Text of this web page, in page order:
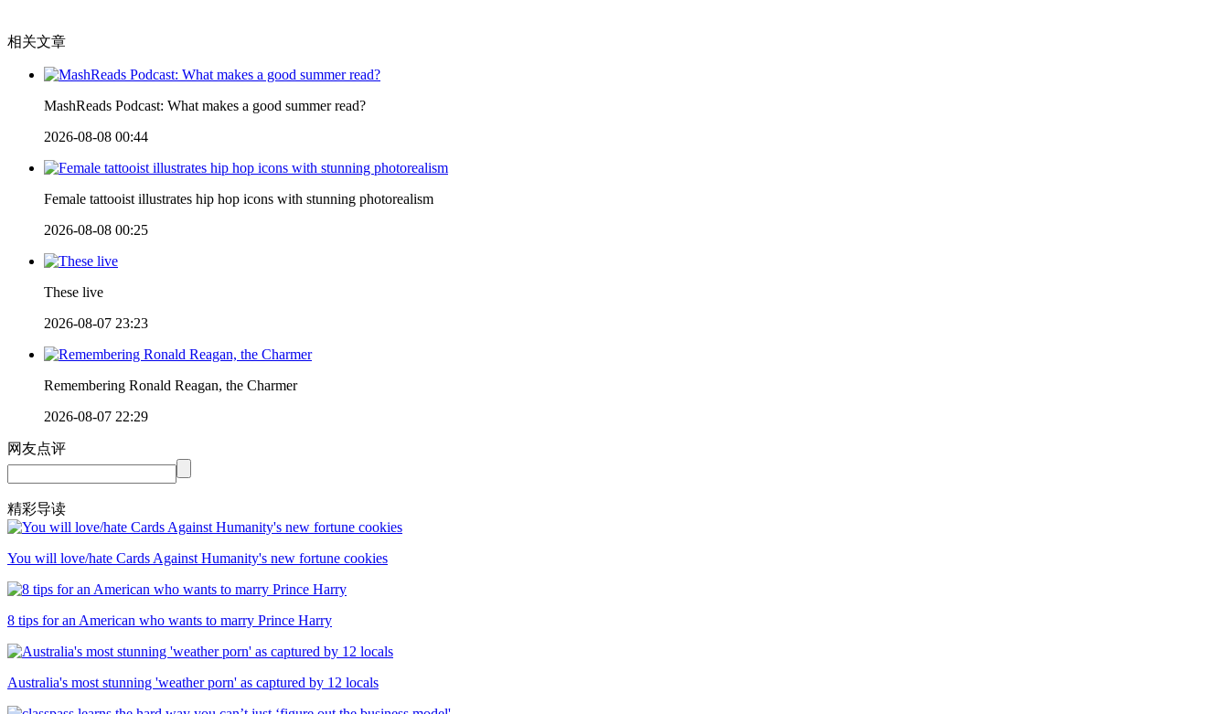
相关文章
MashReads Podcast: What makes a good summer read?
2026-08-08 00:44
Female tattooist illustrates hip hop icons with stunning photorealism
2026-08-08 00:25
These live
2026-08-07 23:23
Remembering Ronald Reagan, the Charmer
2026-08-07 22:29
网友点评
精彩导读
You will love/hate Cards Against Humanity's new fortune cookies
8 tips for an American who wants to marry Prince Harry
Australia's most stunning 'weather porn' as captured by 12 locals